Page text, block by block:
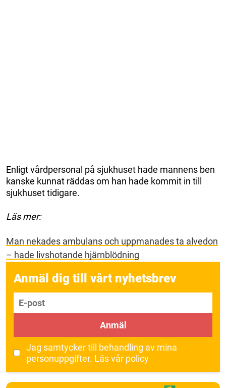
Enligt vårdpersonal på sjukhuset hade mannens ben
kanske kunnat räddas om han hade kommit in till
sjukhuset tidigare.
Läs mer:
Man nekades ambulans och uppmanades ta alvedon
– hade livshotande hjärnblödning
Anmäl dig till vårt nyhetsbrev
E-post
Anmäl
Jag samtycker till behandling av mina
personuppgifter. Läs vår policy